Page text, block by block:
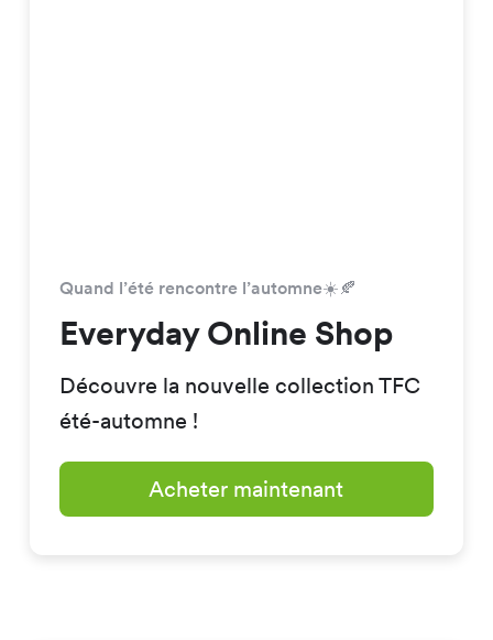
Quand l’été rencontre l’automne☀️🍂
Everyday Online Shop
Découvre la nouvelle collection TFC
été-automne !
Acheter maintenant